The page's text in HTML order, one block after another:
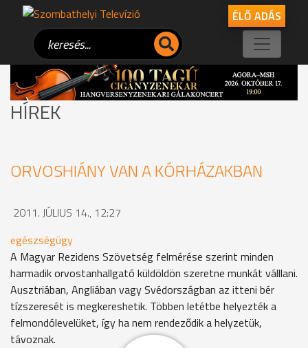
ÉLŐ ADÁS
HÍREK
ORVOSHIÁNY VAN A KÓRHÁZAKBAN
2011. JÚLIUS 14., 12:27
egészségügy
A Magyar Rezidens Szövetség felmérése szerint minden
harmadik orvostanhallgató küldöldön szeretne munkát válllani.
Ausztriában, Angliában vagy Svédországban az itteni bér
tízszeresét is megkereshetik. Többen letétbe helyezték a
felmondólevelüket, így ha nem rendeződik a helyzetük,
távoznak.